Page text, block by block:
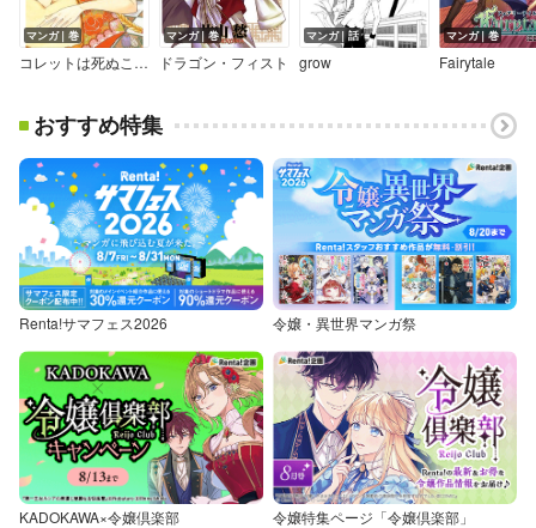
マンガ｜巻
コレットは死ぬことにした
マンガ｜巻
ドラゴン・フィスト
マンガ｜話
grow
マンガ｜巻
Fairytale
おすすめ特集
Renta!サマフェス2026 令嬢・異世界マンガ祭
KADOKAWA×令嬢倶楽部 令嬢特集ページ「令嬢倶楽部」